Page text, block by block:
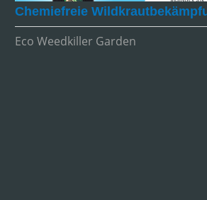
Chemiefreie
Eco Weedkiller Garden